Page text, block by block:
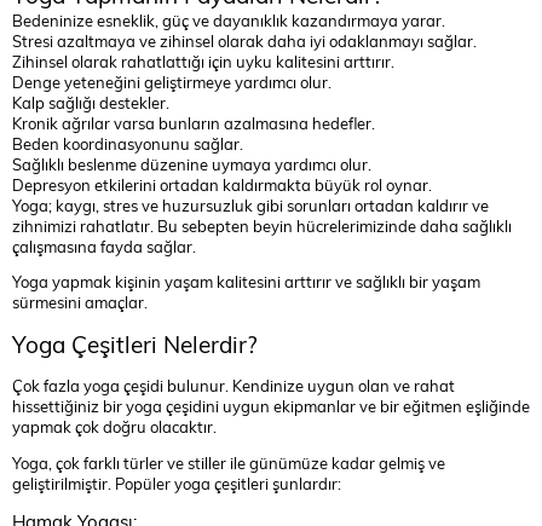
Bedeninize esneklik, güç ve dayanıklık kazandırmaya yarar.
Stresi azaltmaya ve zihinsel olarak daha iyi odaklanmayı sağlar.
Zihinsel olarak rahatlattığı için uyku kalitesini arttırır.
Denge yeteneğini geliştirmeye yardımcı olur.
Kalp sağlığı destekler.
Kronik ağrılar varsa bunların azalmasına hedefler.
Beden koordinasyonunu sağlar.
Sağlıklı beslenme düzenine uymaya yardımcı olur.
Depresyon etkilerini ortadan kaldırmakta büyük rol oynar.
Yoga; kaygı, stres ve huzursuzluk gibi sorunları ortadan kaldırır ve
zihnimizi rahatlatır. Bu sebepten beyin hücrelerimizinde daha sağlıklı
çalışmasına fayda sağlar.
Yoga yapmak kişinin yaşam kalitesini arttırır ve sağlıklı bir yaşam
sürmesini amaçlar.
Yoga Çeşitleri Nelerdir?
Çok fazla yoga çeşidi bulunur. Kendinize uygun olan ve rahat
hissettiğiniz bir yoga çeşidini uygun ekipmanlar ve bir eğitmen eşliğinde
yapmak çok doğru olacaktır.
Yoga, çok farklı türler ve stiller ile günümüze kadar gelmiş ve
geliştirilmiştir. Popüler yoga çeşitleri şunlardır:
Hamak Yogası: